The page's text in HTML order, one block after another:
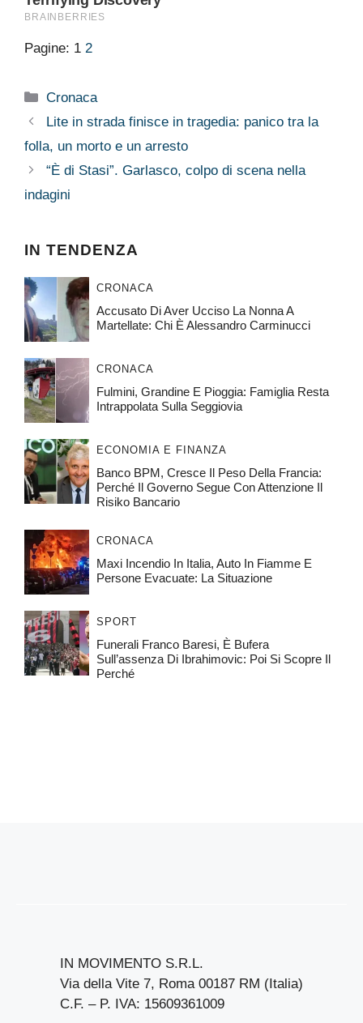
Pagine: 1 2
Categorie
Cronaca
Lite in strada finisce in tragedia: panico tra la
folla, un morto e un arresto
“È di Stasi”. Garlasco, colpo di scena nella
indagini
IN TENDENZA
CRONACA
Accusato Di Aver Ucciso La Nonna A
Martellate: Chi È Alessandro Carminucci
CRONACA
Fulmini, Grandine E Pioggia: Famiglia Resta
Intrappolata Sulla Seggiovia
ECONOMIA E FINANZA
Banco BPM, Cresce Il Peso Della Francia:
Perché Il Governo Segue Con Attenzione Il
Risiko Bancario
CRONACA
Maxi Incendio In Italia, Auto In Fiamme E
Persone Evacuate: La Situazione
SPORT
Funerali Franco Baresi, È Bufera
Sull’assenza Di Ibrahimovic: Poi Si Scopre Il
Perché
IN MOVIMENTO S.R.L.
Via della Vite 7, Roma 00187 RM (Italia)
C.F. – P. IVA: 15609361009